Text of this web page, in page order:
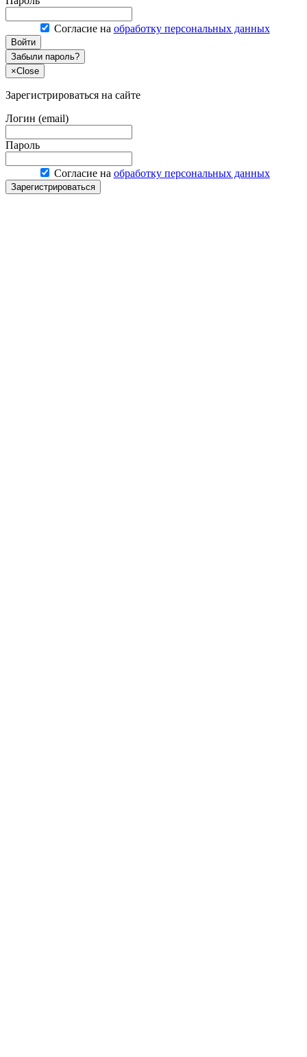
Согласие на обработку персональных данных
Войти
Забыли пароль?
×Close
Зарегистрироваться на сайте
Логин (email)
Пароль
Согласие на обработку персональных данных
Зарегистрироваться